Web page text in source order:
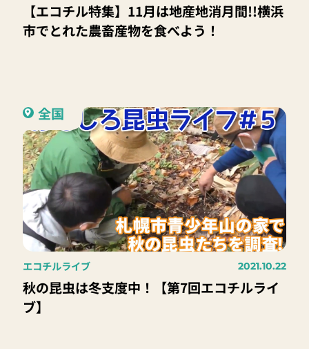
【エコチル特集】11月は地産地消月間!!横浜
市でとれた農畜産物を食べよう！
全国
エコチルライブ 2021.10.22
秋の昆虫は冬支度中！【第7回エコチルライ
ブ】